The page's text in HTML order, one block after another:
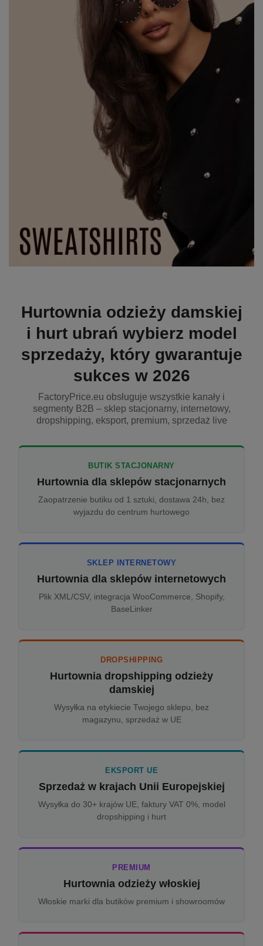
Hurtownia odzieży damskiej
i hurt ubrań wybierz model
sprzedaży, który gwarantuje
sukces w 2026
FactoryPrice.eu obsługuje wszystkie kanały i
segmenty B2B – sklep stacjonarny, internetowy,
dropshipping, eksport, premium, sprzedaż live
BUTIK STACJONARNY
Hurtownia dla sklepów stacjonarnych
Zaopatrzenie butiku od 1 sztuki, dostawa 24h, bez
wyjazdu do centrum hurtowego
SKLEP INTERNETOWY
Hurtownia dla sklepów internetowych
Plik XML/CSV, integracja WooCommerce, Shopify,
BaseLinker
DROPSHIPPING
Hurtownia dropshipping odzieży
damskiej
Wysyłka na etykiecie Twojego sklepu, bez
magazynu, sprzedaż w UE
EKSPORT UE
Sprzedaż w krajach Unii Europejskiej
Wysyłka do 30+ krajów UE, faktury VAT 0%, model
dropshipping i hurt
PREMIUM
Hurtownia odzieży włoskiej
Włoskie marki dla butików premium i showroomów